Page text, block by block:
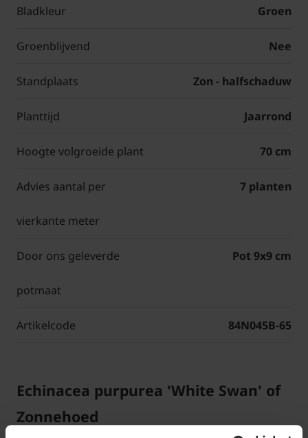
Bladkleur Groen
Groenblijvend Nee
Standplaats Zon - halfschaduw
Planttijd Jaarrond
Hoogte volgroeide plant 70 cm
Advies aantal per
vierkante meter
7 planten
Door ons geleverde
potmaat
Pot 9x9 cm
Artikelcode 84N045B-65
Echinacea purpurea 'White Swan' of
Zonnehoed